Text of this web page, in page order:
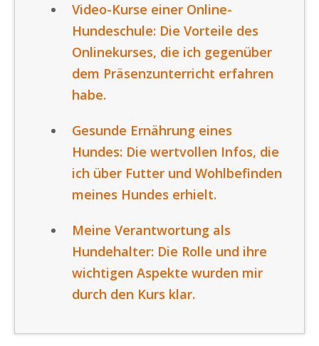
Video-Kurse einer Online-
Hundeschule: Die Vorteile des
Onlinekurses, die ich gegenüber
dem Präsenzunterricht erfahren
habe.
Gesunde Ernährung eines
Hundes: Die wertvollen Infos, die
ich über Futter und Wohlbefinden
meines Hundes erhielt.
Meine Verantwortung als
Hundehalter: Die Rolle und ihre
wichtigen Aspekte wurden mir
durch den Kurs klar.